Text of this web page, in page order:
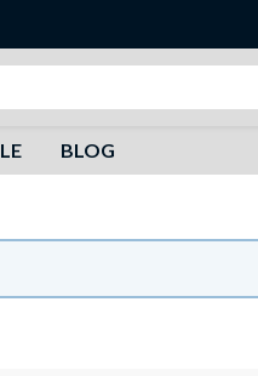
BLOG